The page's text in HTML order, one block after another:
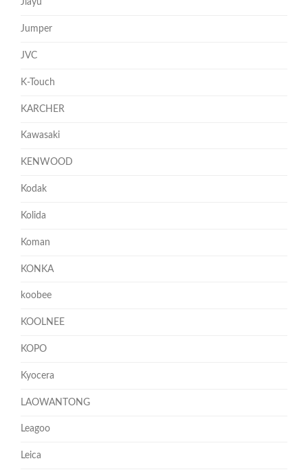
Jiayu
Jumper
JVC
K-Touch
KARCHER
Kawasaki
KENWOOD
Kodak
Kolida
Koman
KONKA
koobee
KOOLNEE
KOPO
Kyocera
LAOWANTONG
Leagoo
Leica